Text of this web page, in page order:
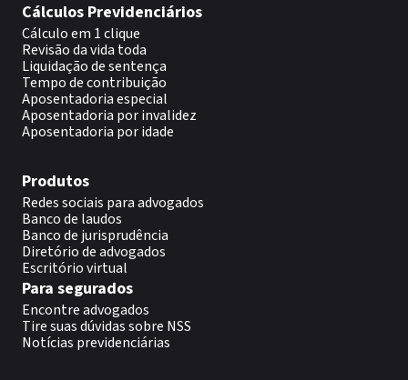
Cálculos Previdenciários
Cálculo em 1 clique
Revisão da vida toda
Liquidação de sentença
Tempo de contribuição
Aposentadoria especial
Aposentadoria por invalidez
Aposentadoria por idade
Produtos
Redes sociais para advogados
Banco de laudos
Banco de jurisprudência
Diretório de advogados
Escritório virtual
Para segurados
Encontre advogados
Tire suas dúvidas sobre NSS
Notícias previdenciárias